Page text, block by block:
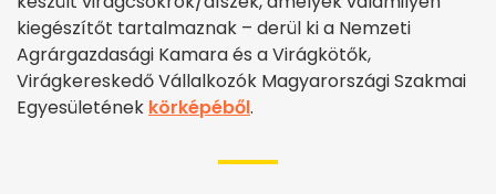
kiegészítőt tartalmaznak – derül ki a Nemzeti
Agrárgazdasági Kamara és a Virágkötők,
Virágkereskedő Vállalkozók Magyarországi Szakmai
Egyesületének körképéből.